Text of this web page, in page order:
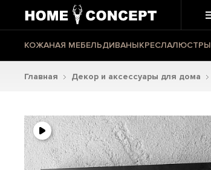
КОЖАНАЯ МЕБЕЛЬДИВАНЫКРЕСЛАЛЮСТРЫ
Главная Декор и аксессуары для дома